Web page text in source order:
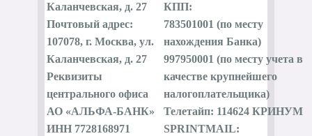
Каланчевская, д. 27
Почтовый адрес:
107078, г. Москва, ул.
Каланчевская, д. 27
Реквизиты
центрального офиса
АО «АЛЬФА-БАНК»
ИНН 7728168971
КПП:
783501001 (по месту
нахождения Банка)
997950001 (по месту учета в
качестве крупнейшего
налогоплательщика)
Телетайп: 114624 КРИНУМ
SPRINTMAIL: